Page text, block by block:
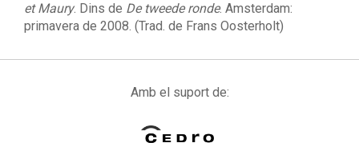
et Maury. Dins de De tweede ronde. Amsterdam:
primavera de 2008. (Trad. de Frans Oosterholt)
Amb el suport de: